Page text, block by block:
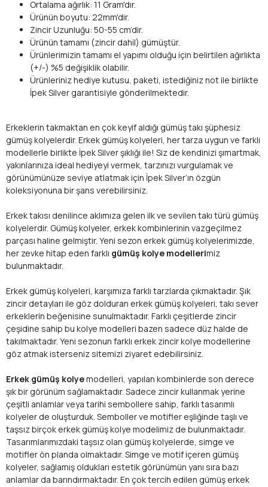
Ortalama ağırlık: 11 Gram'dır.
Ürünün boyutu: 22mm'dir.
Zincir Uzunluğu: 50-55 cm’dir.
Ürünün tamamı (zincir dahil) gümüştür.
Ürünlerimizin tamamı el yapımı olduğu için belirtilen ağırlıkta
(+/-) %5 değişiklik olabilir.
Ürünleriniz hediye kutusu, paketi, istediğiniz not ile birlikte
İpek Silver garantisiyle gönderilmektedir.
Erkeklerin takmaktan en çok keyif aldığı gümüş takı şüphesiz
gümüş kolyelerdir. Erkek gümüş kolyeleri, her tarza uygun ve farklı
modellerle birlikte İpek Silver şıklığı ile! Siz de kendinizi şımartmak,
yakınlarınıza ideal hediyeyi vermek, tarzınızı vurgulamak ve
görünümünüze seviye atlatmak için İpek Silver’ın özgün
koleksiyonuna bir şans verebilirsiniz.
Erkek takısı denilince aklımıza gelen ilk ve sevilen takı türü gümüş
kolyelerdir. Gümüş kolyeler, erkek kombinlerinin vazgeçilmez
parçası haline gelmiştir. Yeni sezon erkek gümüş kolyelerimizde,
her zevke hitap eden farklı gümüş kolye modellerimiz
bulunmaktadır.
Erkek gümüş kolyeleri, karşımıza farklı tarzlarda çıkmaktadır. Şık
zincir detayları ile göz dolduran erkek gümüş kolyeleri, takı sever
erkeklerin beğenisine sunulmaktadır. Farklı çeşitlerde zincir
çeşidine sahip bu kolye modelleri bazen sadece düz halde de
takılmaktadır. Yeni sezonun farklı erkek zincir kolye modellerine
göz atmak isterseniz sitemizi ziyaret edebilirsiniz.
Erkek gümüş kolyemodelleri, yapılan kombinlerde son derece
şık bir görünüm sağlamaktadır. Sadece zincir kullanmak yerine
çeşitli anlamlar veya tarihi sembollere sahip, farklı tasarımlı
kolyeler de oluşturduk. Semboller ve motifler eşliğinde taşlı ve
taşsız birçok erkek gümüş kolye modelimiz de bulunmaktadır.
Tasarımlarımızdaki taşsız olan gümüş kolyelerde, simge ve
motifler ön planda olmaktadır. Simge ve motif içeren gümüş
kolyeler, sağlamış oldukları estetik görünümün yanı sıra bazı
anlamlar da barındırmaktadır. En çok tercih edilen gümüş erkek